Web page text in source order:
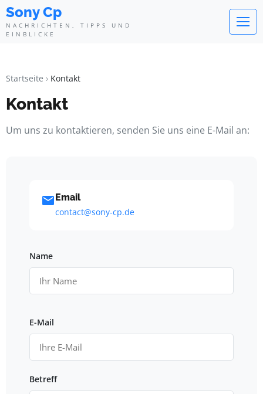
Sony Cp
NACHRICHTEN, TIPPS UND
EINBLICKE
Startseite Kontakt
Kontakt
Um uns zu kontaktieren, senden Sie uns eine E-Mail an:
Email
contact@sony-cp.de
Name
E-Mail
Betreff